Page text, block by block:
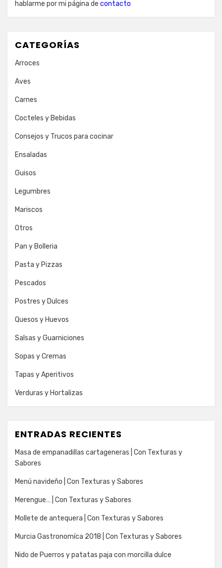
hablarme por mi página de contacto
CATEGORÍAS
Arroces
Aves
Carnes
Cocteles y Bebidas
Consejos y Trucos para cocinar
Ensaladas
Guisos
Legumbres
Mariscos
Otros
Pan y Bolleria
Pasta y Pizzas
Pescados
Postres y Dulces
Quesos y Huevos
Salsas y Guarniciones
Sopas y Cremas
Tapas y Aperitivos
Verduras y Hortalizas
ENTRADAS RECIENTES
Masa de empanadillas cartageneras | Con Texturas y
Sabores
Menú navideño | Con Texturas y Sabores
Merengue… | Con Texturas y Sabores
Mollete de antequera | Con Texturas y Sabores
Murcia Gastronomíca 2018 | Con Texturas y Sabores
Nido de Puerros y patatas paja con morcilla dulce